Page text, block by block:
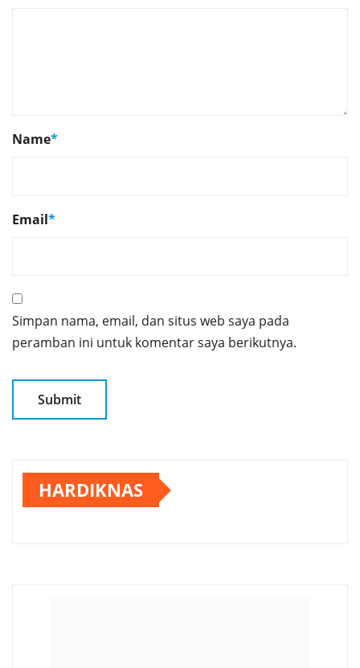
Name*
Email*
Simpan nama, email, dan situs web saya pada
peramban ini untuk komentar saya berikutnya.
HARDIKNAS